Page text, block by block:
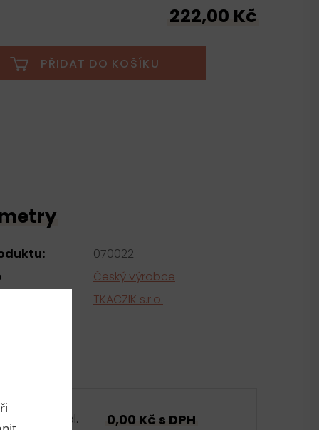
222,00 Kč
PŘIDAT DO KOŠÍKU
070022
Český výrobce
TKACZIK s.r.o.
bal. 0,00 Kč s DPH